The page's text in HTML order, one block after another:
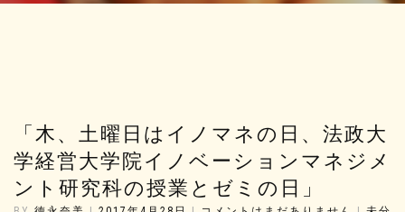
「木、土曜日はイノマネの日、法政大
学経営大学院イノベーションマネジメ
ント研究科の授業とゼミの日」